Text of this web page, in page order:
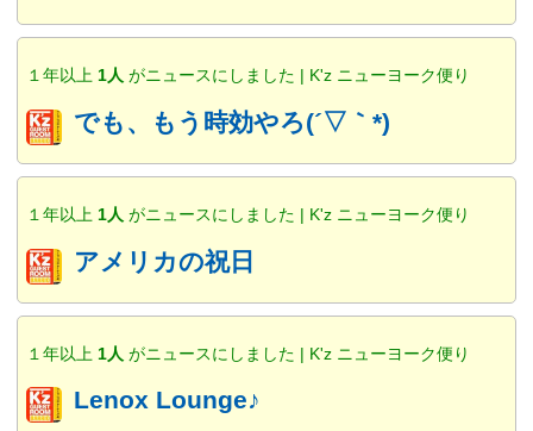
１年以上 1人 がニュースにしました | K'z ニューヨーク便り
でも、もう時効やろ(´▽｀*)
１年以上 1人 がニュースにしました | K'z ニューヨーク便り
アメリカの祝日
１年以上 1人 がニュースにしました | K'z ニューヨーク便り
Lenox Lounge♪